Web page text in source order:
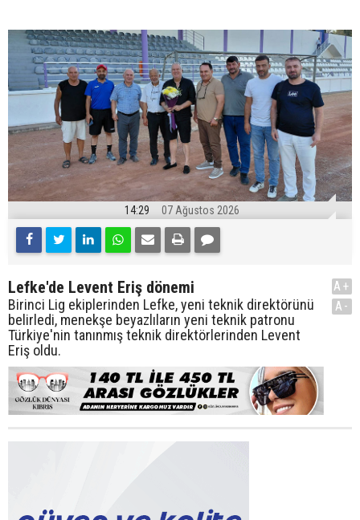
14:29 07 Ağustos 2026
Lefke'de Levent Eriş dönemi
Birinci Lig ekiplerinden Lefke, yeni teknik direktörünü
belirledi, menekşe beyazlıların yeni teknik patronu
Türkiye'nin tanınmış teknik direktörlerinden Levent
Eriş oldu.
A+
A-